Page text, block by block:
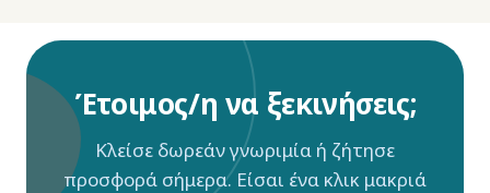
Έτοιμος/η να ξεκινήσεις;
Κλείσε δωρεάν γνωριμία ή ζήτησε
προσφορά σήμερα. Είσαι ένα κλικ μακριά